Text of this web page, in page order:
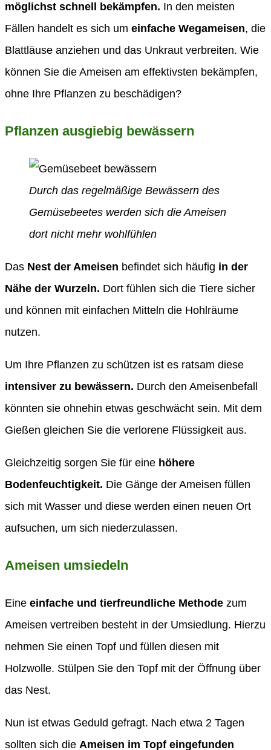
möglichst schnell bekämpfen. In den meisten
Fällen handelt es sich um einfache Wegameisen, die
Blattläuse anziehen und das Unkraut verbreiten. Wie
können Sie die Ameisen am effektivsten bekämpfen,
ohne Ihre Pflanzen zu beschädigen?
Pflanzen ausgiebig bewässern
Durch das regelmäßige Bewässern des
Gemüsebeetes werden sich die Ameisen
dort nicht mehr wohlfühlen
Das Nest der Ameisen befindet sich häufig in der
Nähe der Wurzeln. Dort fühlen sich die Tiere sicher
und können mit einfachen Mitteln die Hohlräume
nutzen.
Um Ihre Pflanzen zu schützen ist es ratsam diese
intensiver zu bewässern. Durch den Ameisenbefall
könnten sie ohnehin etwas geschwächt sein. Mit dem
Gießen gleichen Sie die verlorene Flüssigkeit aus.
Gleichzeitig sorgen Sie für eine höhere
Bodenfeuchtigkeit. Die Gänge der Ameisen füllen
sich mit Wasser und diese werden einen neuen Ort
aufsuchen, um sich niederzulassen.
Ameisen umsiedeln
Eine einfache und tierfreundliche Methode zum
Ameisen vertreiben besteht in der Umsiedlung. Hierzu
nehmen Sie einen Topf und füllen diesen mit
Holzwolle. Stülpen Sie den Topf mit der Öffnung über
das Nest.
Nun ist etwas Geduld gefragt. Nach etwa 2 Tagen
sollten sich die Ameisen im Topf eingefunden